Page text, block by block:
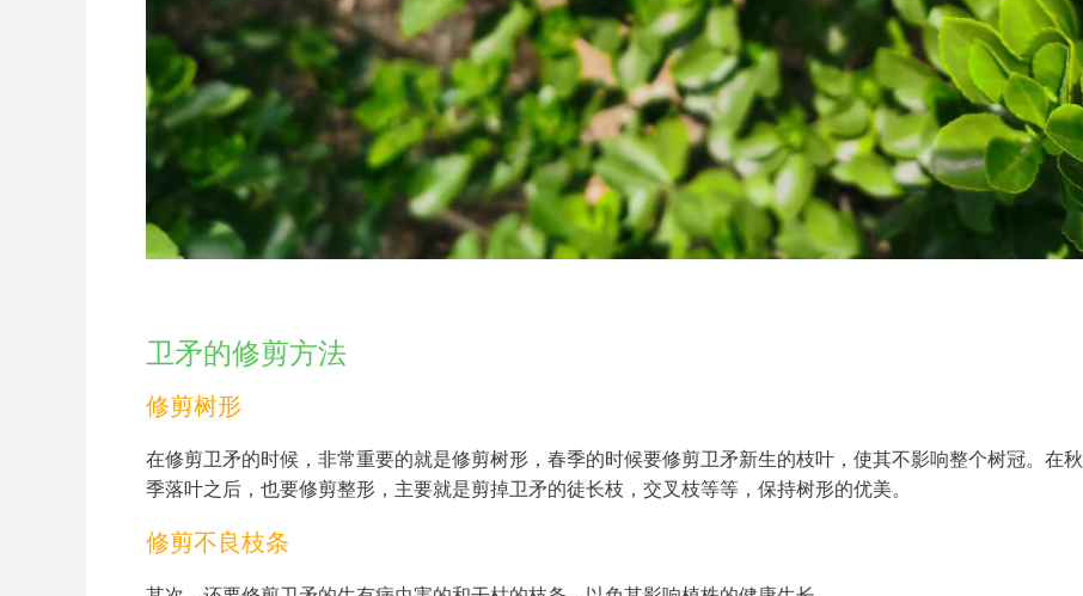
卫矛的修剪方法
修剪树形
在修剪卫矛的时候，非常重要的就是修剪树形，春季的时候要修剪卫矛新生的枝叶，使其不影响整个树冠。在秋
季落叶之后，也要修剪整形，主要就是剪掉卫矛的徒长枝，交叉枝等等，保持树形的优美。
修剪不良枝条